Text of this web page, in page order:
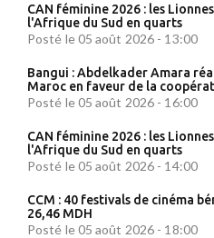
CAN féminine 2026 : les
l'Afrique du Sud en quarts
Posté le 05 août 2026 - 13:00
Bangui : Abdelkader Amara
Maroc en faveur de la
Posté le 05 août 2026 - 16:00
CAN féminine 2026 : les
l'Afrique du Sud en quarts
Posté le 05 août 2026 - 14:00
CCM : 40 festivals de cinéma
26,46 MDH
Posté le 05 août 2026 - 18:00